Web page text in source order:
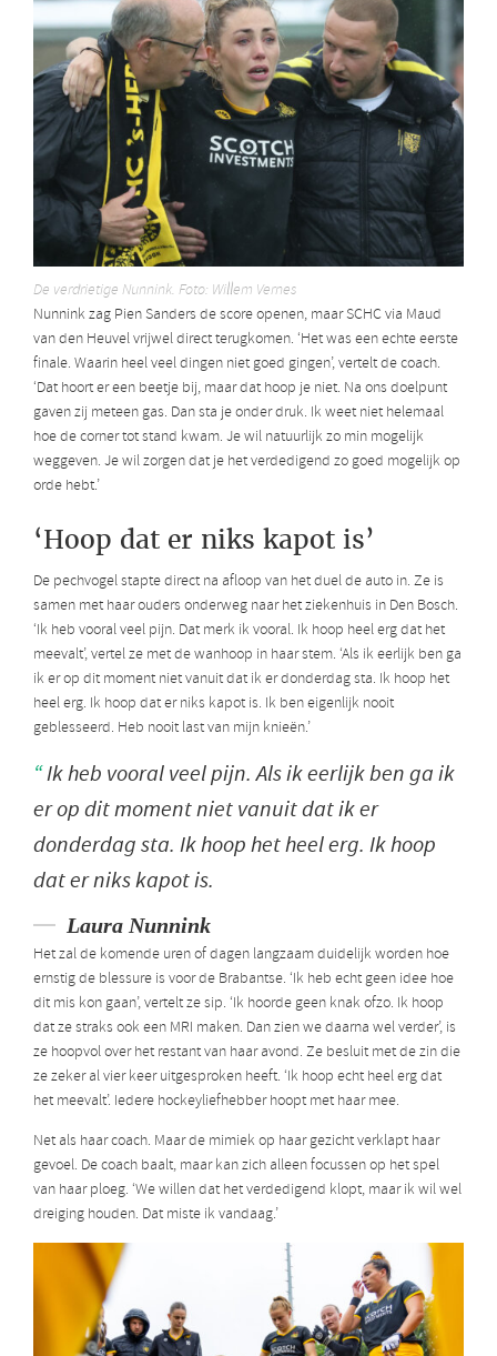
De verdrietige Nunnink. Foto: Willem Vernes
Nunnink zag Pien Sanders de score openen, maar SCHC via Maud
van den Heuvel vrijwel direct terugkomen. ‘Het was een echte eerste
finale. Waarin heel veel dingen niet goed gingen’, vertelt de coach.
‘Dat hoort er een beetje bij, maar dat hoop je niet. Na ons doelpunt
gaven zij meteen gas. Dan sta je onder druk. Ik weet niet helemaal
hoe de corner tot stand kwam. Je wil natuurlijk zo min mogelijk
weggeven. Je wil zorgen dat je het verdedigend zo goed mogelijk op
orde hebt.’
‘Hoop dat er niks kapot is’
De pechvogel stapte direct na afloop van het duel de auto in. Ze is
samen met haar ouders onderweg naar het ziekenhuis in Den Bosch.
‘Ik heb vooral veel pijn. Dat merk ik vooral. Ik hoop heel erg dat het
meevalt’, vertel ze met de wanhoop in haar stem. ‘Als ik eerlijk ben ga
ik er op dit moment niet vanuit dat ik er donderdag sta. Ik hoop het
heel erg. Ik hoop dat er niks kapot is. Ik ben eigenlijk nooit
geblesseerd. Heb nooit last van mijn knieën.’
Ik heb vooral veel pijn. Als ik eerlijk ben ga ik
er op dit moment niet vanuit dat ik er
donderdag sta. Ik hoop het heel erg. Ik hoop
dat er niks kapot is.
Laura Nunnink
Het zal de komende uren of dagen langzaam duidelijk worden hoe
ernstig de blessure is voor de Brabantse. ‘Ik heb echt geen idee hoe
dit mis kon gaan’, vertelt ze sip. ‘Ik hoorde geen knak ofzo. Ik hoop
dat ze straks ook een MRI maken. Dan zien we daarna wel verder’, is
ze hoopvol over het restant van haar avond. Ze besluit met de zin die
ze zeker al vier keer uitgesproken heeft. ‘Ik hoop echt heel erg dat
het meevalt’. Iedere hockeyliefhebber hoopt met haar mee.
Net als haar coach. Maar de mimiek op haar gezicht verklapt haar
gevoel. De coach baalt, maar kan zich alleen focussen op het spel
van haar ploeg. ‘We willen dat het verdedigend klopt, maar ik wil wel
dreiging houden. Dat miste ik vandaag.’